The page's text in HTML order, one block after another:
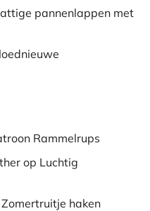
pannenlappen met
Rammelrups
op Luchtig
haken